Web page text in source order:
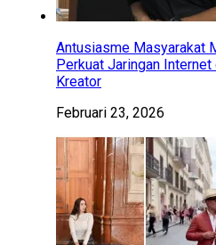
Antusiasme Masyarakat
Perkuat Jaringan
Kreator
Februari 23, 2026